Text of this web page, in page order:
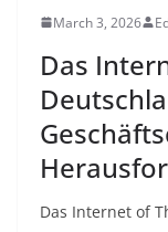
March 3, 2026
Das
Das Internet of